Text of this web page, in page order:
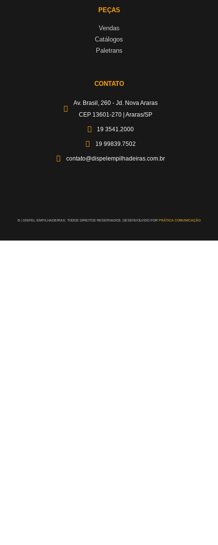
PEÇAS
Vendas
Catálogos
Paletrans
CONTATO
Av. Brasil, 260 - Jd. Nova Araras
CEP 13601-270 | Araras/SP
19 3541.2000
19 99839.7502
contato@dispelempilhadeiras.com.br
© | DISPEL EMPILHADEIRAS. TODOS DIREITOS RESERVADOS. DESENVOLVIDO POR PRÁTICA COMUNICAÇÃO